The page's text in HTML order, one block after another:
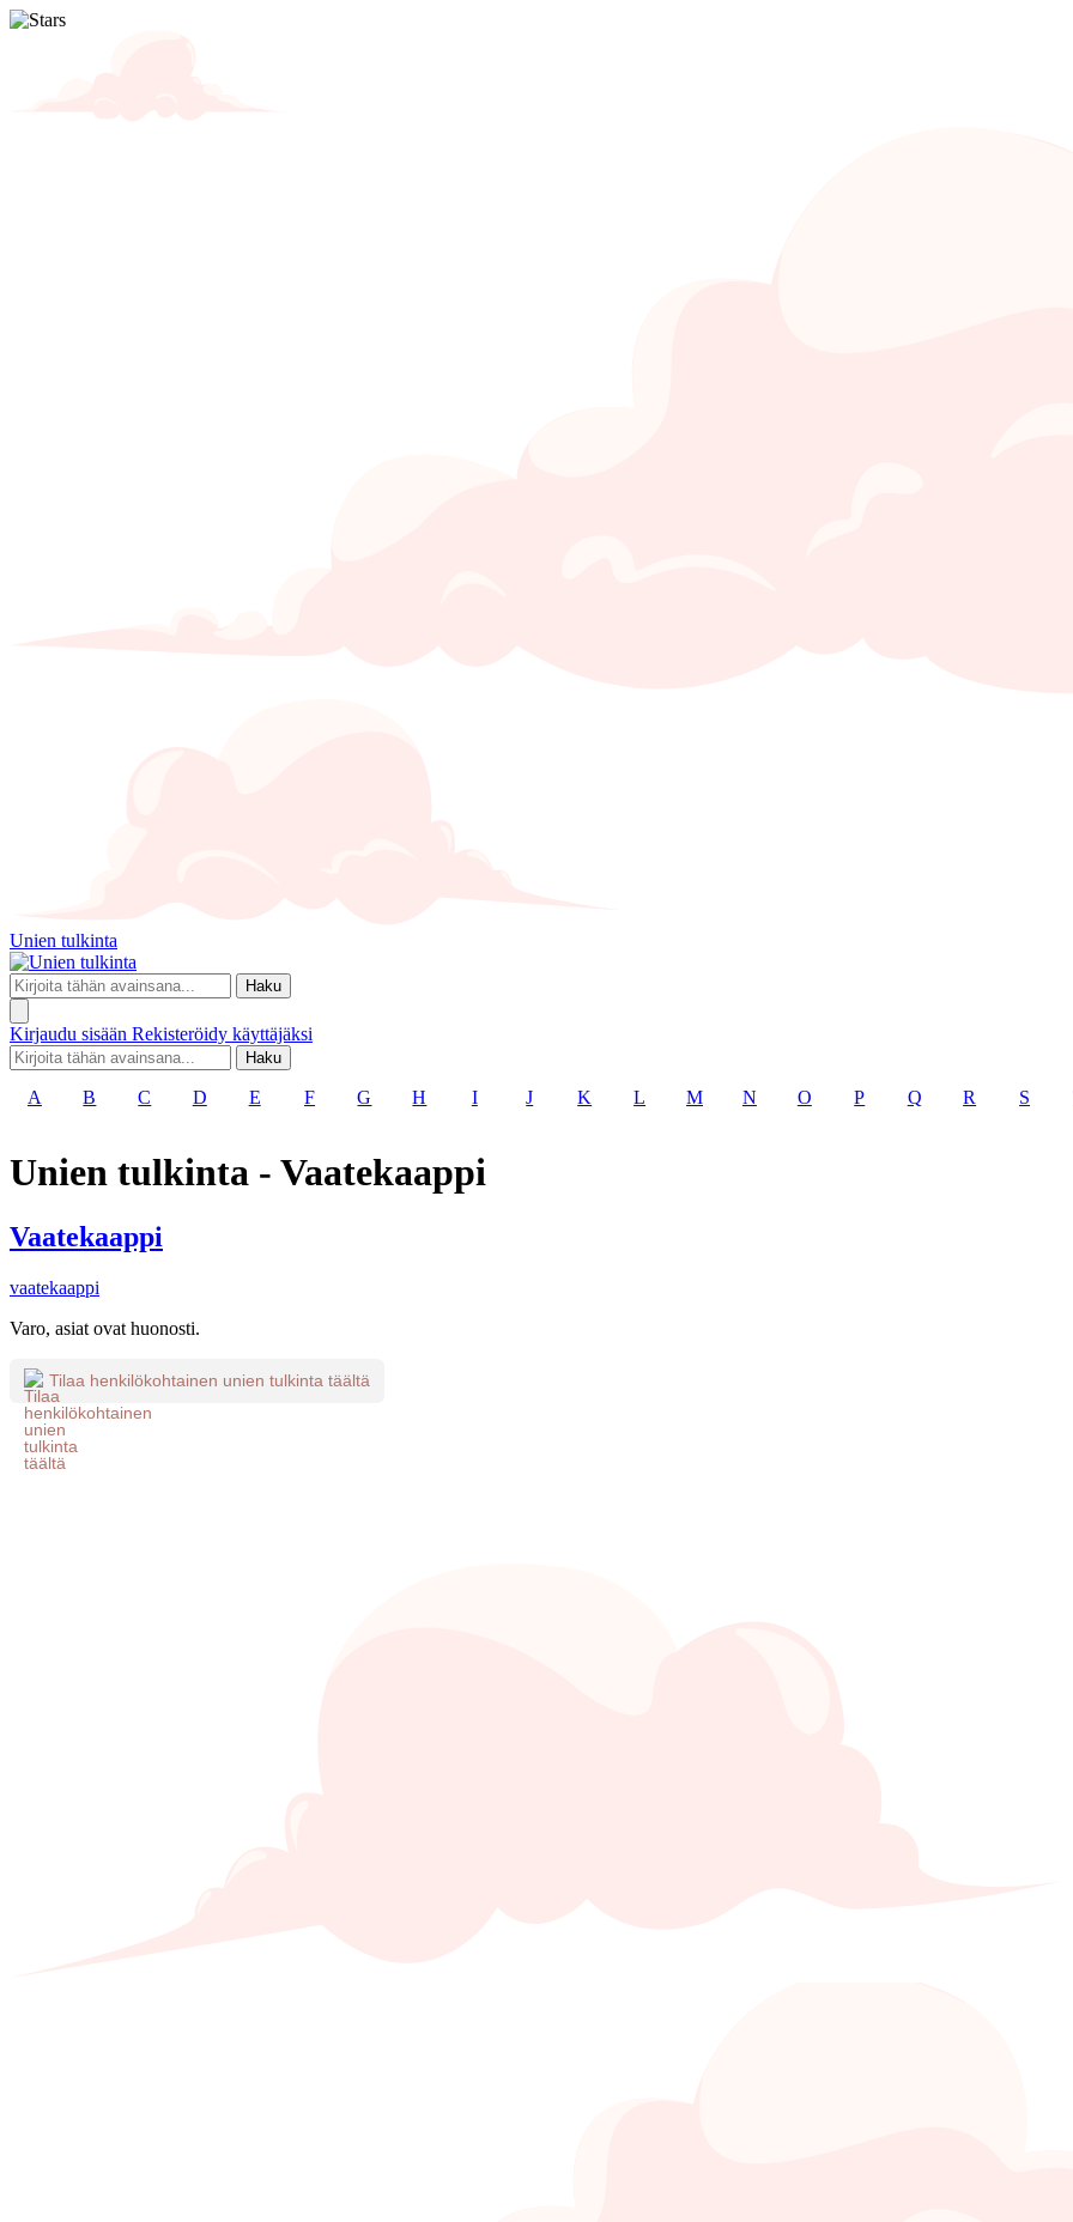
Unien tulkinta
Haku
Kirjaudu sisään Rekisteröidy käyttäjäksi
Haku
A B C D E F G H I J K L M N O P Q R S
Unien tulkinta - Vaatekaappi
Vaatekaappi
vaatekaappi
Varo, asiat ovat huonosti.
Tilaa henkilökohtainen unien tulkinta täältä